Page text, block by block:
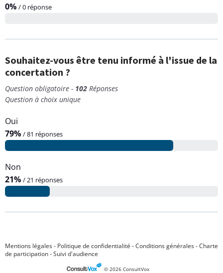
0% / 0 réponse
Souhaitez-vous être tenu informé à l'issue de la
concertation ?
Question obligatoire - 102 Réponses
Question à choix unique
Oui
79% / 81 réponses
Non
21% / 21 réponses
© 2026 ConsultVox
Mentions légales- Politique de confidentialité -Conditions générales-Charte
de participation-Suivi d'audience